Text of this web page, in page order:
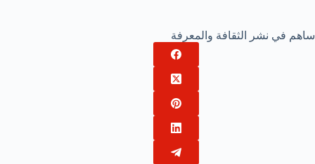
ساهم في نشر الثقافة والمعرفة